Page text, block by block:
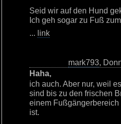
Seid wir auf den Hund
Ich geh sogar zu Fuß
... link
mark793,
Haha,
ich auch. Aber nur, weil
sind bis zu den frischen
einem
ist.